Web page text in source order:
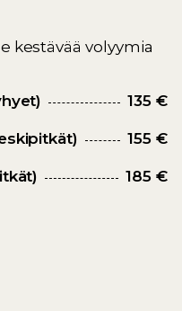
kestävää volyymia
135 €
155 €
185 €